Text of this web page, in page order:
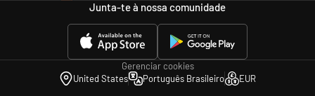
Junta-te à nossa comunidade
Gerenciar cookies
United States
Português Brasileiro EUR